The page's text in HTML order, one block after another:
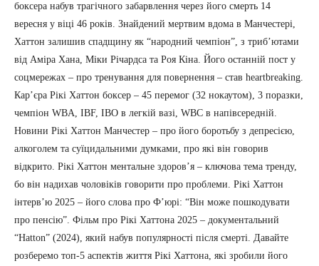
боксера набув трагічного забарвлення через його смерть 14
вересня у віці 46 років. Знайдений мертвим вдома в Манчестері,
Хаттон залишив спадщину як “народний чемпіон”, з триб’ютами
від Аміра Хана, Міки Річардса та Роя Кіна. Його останній пост у
соцмережах – про тренування для повернення – став heartbreaking.
Кар’єра Рікі Хаттон боксер – 45 перемог (32 нокаутом), 3 поразки,
чемпіон WBA, IBF, IBO в легкій вазі, WBC в напівсередній.
Новини Рікі Хаттон Манчестер – про його боротьбу з депресією,
алкоголем та суїцидальними думками, про які він говорив
відкрито. Рікі Хаттон ментальне здоров’я – ключова тема тренду,
бо він надихав чоловіків говорити про проблеми. Рікі Хаттон
інтерв’ю 2025 – його слова про Ф’юрі: “Він може пошкодувати
про пенсію”. Фільм про Рікі Хаттона 2025 – документальний
“Hatton” (2024), який набув популярності після смерті. Давайте
розберемо топ-5 аспектів життя Рікі Хаттона, які зробили його